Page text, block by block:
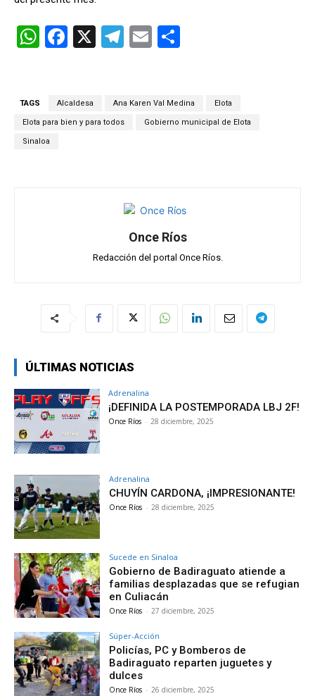
W
A
p
F
b
o
X
T
gr
a
E
p
ar
TAGS Alcaldesa Ana Karen Val Medina Elota
Elota para bien y para todos Gobierno municipal de Elota
Sinaloa
Once Ríos
Redacción del portal Once Ríos.
ÚLTIMAS NOTICIAS
Adrenalina
¡DEFINIDA LA POSTEMPORADA LBJ 2F!
Once Ríos - 28 diciembre, 2025
Adrenalina
CHUYÍN CARDONA, ¡IMPRESIONANTE!
Once Ríos - 28 diciembre, 2025
Sucede en Sinaloa
Gobierno de Badiraguato atiende a
familias desplazadas que se refugian
en Culiacán
Once Ríos - 27 diciembre, 2025
Súper-Acción
Policías, PC y Bomberos de
Badiraguato reparten juguetes y
dulces
Once Ríos - 26 diciembre, 2025